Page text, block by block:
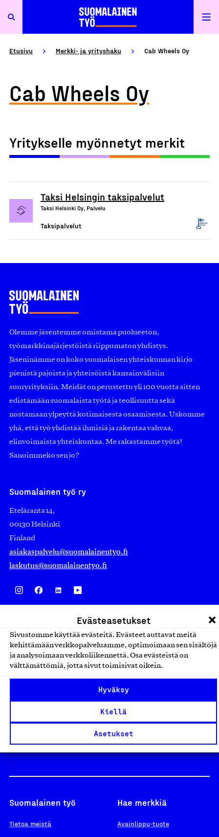
Evästeasetukset
Sivustomme käyttää evästeitä. Evästeet auttavat meitä
kehittämään verkkopalveluamme, optimoimaan sen sisältöjä
ja analysoimaan verkkoliikennettä. Osa evästeistä on
välttämättömiä, jotta sivut toimisivat oikein.
Hyväksy
Kiellä
Asetukset
Etusivu Merkki- ja yrityshaku Cab Wheels Oy
Cab Wheels Oy
Yritykselle myönnetyt merkit
Taksi Helsingin taksipalvelut
Taksi Helsinki Oy, Palvelu
Taksipalvelut
Olemme jäsentemme omistama puolueeton,
työmarkkinajärjestöistä riippumaton yhdistys.
Jäseninämme on koko suomalaisen yhteiskunnan kirjo
pienistä pajoista ja yhteisöistä kansainvälisiin
suuryrityksiin. Meidät on perustettu yli 100 vuotta sitten
edistämään suomalaista työtä ja teollisuutta sekä
nostamaan ylpeyttä kotimaisesta osaamisesta. Uskomme
yhä, että työ yhdistää ihmisiä ja rakentaa vahvaa,
elinvoimaista yhteiskuntaa. Me rakastamme työtä!
Sanoimmeko sen jo?
Suomalainen työ ry
Eteläranta 14,
00130 Helsinki
Finland
asiakaspalvelu@suomalainentyo.fi
laskutus@suomalainentyo.fi
Design From Finland
Yhteiskunnallinen Yritys -merkki
Suomalainen työ
Tietoa meistä
Hae merkkiä
Avainlippu-tuote